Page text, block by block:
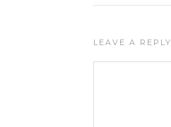
LEAVE A REPLY